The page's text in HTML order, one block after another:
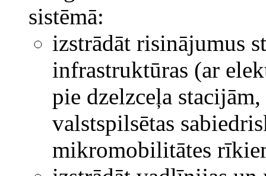
sistēmā:
izstrādāt risinājumus
infrastruktūras (ar
pie dzelzceļa
valstspilsētas
mikromobilitātes